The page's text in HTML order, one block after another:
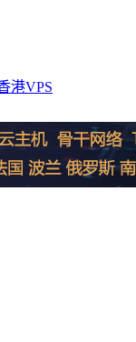
港VPS